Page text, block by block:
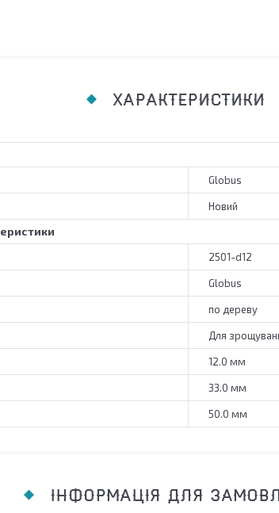
ХАРАКТЕРИСТИКИ
Globus
Новий
2501-d12
Globus
по дереву
Для
12.0 мм
33.0 мм
50.0 мм
ІНФОРМАЦІЯ ДЛЯ